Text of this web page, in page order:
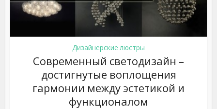
Дизайнерские люстры
Современный светодизайн –
достигнутые воплощения
гармонии между эстетикой и
функционалом